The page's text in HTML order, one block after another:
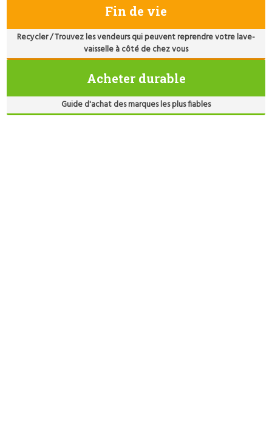
Fin de vie
Recycler / Trouvez les vendeurs qui peuvent reprendre votre lave-
vaisselle à côté de chez vous
Acheter durable
Guide d'achat des marques les plus fiables